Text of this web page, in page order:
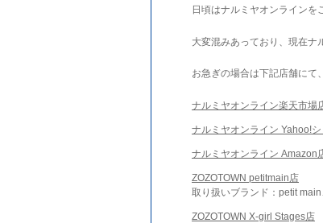
日頃はナルミヤオンラインを
大変混みあっており、現在ナ
お急ぎの場合は下記店舗にて
ナルミヤオンライン楽天市場
ナルミヤオンライン Yahoo!
ナルミヤオンライン Amazon
ZOZOTOWN petitmain店
取り扱いブランド：petit
ZOZOTOWN X-girl Stages店